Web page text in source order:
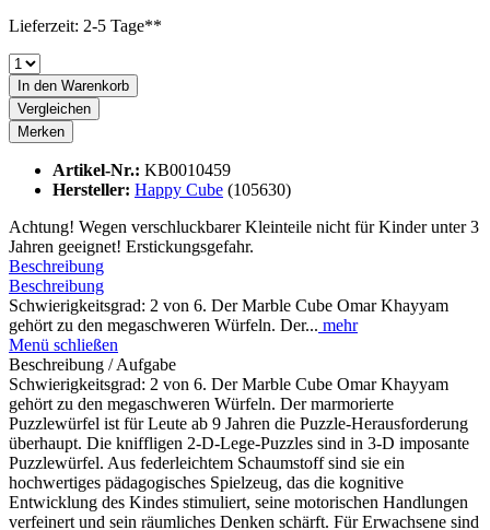
Lieferzeit: 2-5 Tage**
In den Warenkorb
Vergleichen
Merken
Artikel-Nr.: KB0010459
Hersteller: Happy Cube (105630)
Achtung! Wegen verschluckbarer Kleinteile nicht für Kinder unter 3
Jahren geeignet! Erstickungsgefahr.
Beschreibung
Beschreibung
Schwierigkeitsgrad: 2 von 6. Der Marble Cube Omar Khayyam
gehört zu den megaschweren Würfeln. Der... mehr
Menü schließen
Beschreibung / Aufgabe
Schwierigkeitsgrad: 2 von 6. Der Marble Cube Omar Khayyam
gehört zu den megaschweren Würfeln. Der marmorierte
Puzzlewürfel ist für Leute ab 9 Jahren die Puzzle-Herausforderung
überhaupt. Die kniffligen 2-D-Lege-Puzzles sind in 3-D imposante
Puzzlewürfel. Aus federleichtem Schaumstoff sind sie ein
hochwertiges pädagogisches Spielzeug, das die kognitive
Entwicklung des Kindes stimuliert, seine motorischen Handlungen
verfeinert und sein räumliches Denken schärft. Für Erwachsene sind